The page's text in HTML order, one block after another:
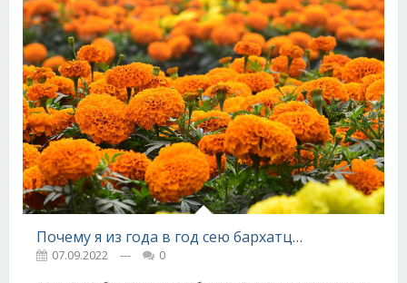
Почему я из года в год сею бархатцы и что делаю с ними осенью, не только любуюсь
07.09.2022 ---
0